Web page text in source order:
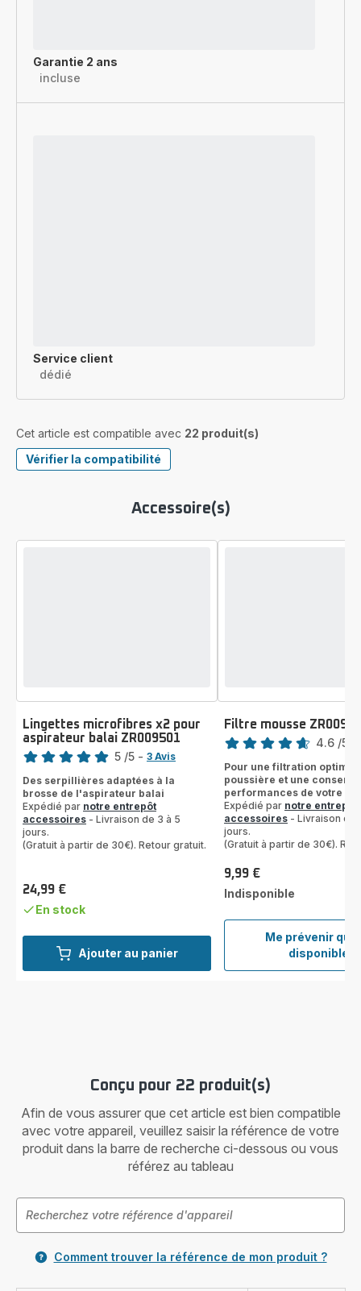
Garantie 2 ans
incluse
Service client
dédié
Cet article est compatible avec 22 produit(s)
Vérifier la compatibilité
Accessoire(s)
Ajouter au panier
Lingettes microfibres x2 pour
aspirateur balai ZR009501
Note
5
étoiles
(moyenne)
5 /5 - 3 Avis
Des serpillières adaptées à la
brosse de l'aspirateur balai
Expédié par notre entrepôt
accessoires - Livraison de 3 à 5
jours.
(Gratuit à partir de 30€). Retour gratuit.
Prix
24,99 €
En stock
Me prévenir
disponible
Filtre
Filtre mousse
Note
4.6 /5
Pour une filtration
poussière et une
performances de votre
Expédié par notre entrepôt
accessoires - Livraison de
jours.
(Gratuit à partir de 30€).
Prix
9,99 €
Indisponible
Conçu pour 22 produit(s)
Afin de vous assurer que cet article est bien compatible
avec votre appareil, veuillez saisir la référence de votre
produit dans la barre de recherche ci-dessous ou vous
référez au tableau
Comment trouver la référence de mon produit ?